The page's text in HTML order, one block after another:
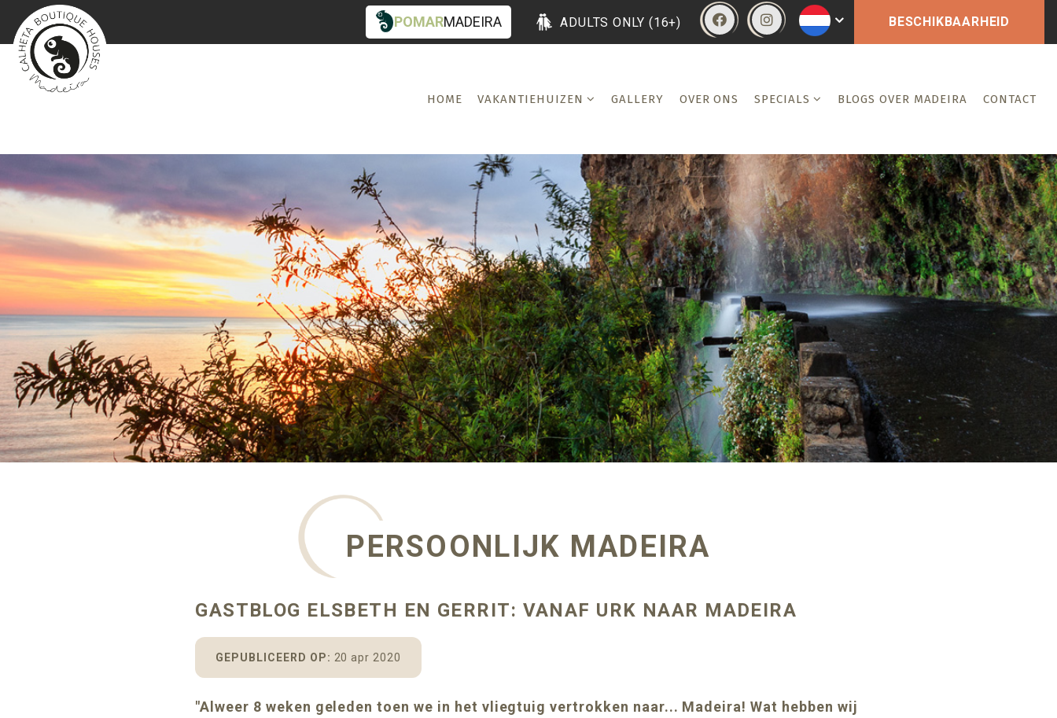
POMARMADEIRA ADULTS ONLY (16+) BESCHIKBAARHEID
HOME VAKANTIEHUIZEN GALLERY OVER ONS SPECIALS BLOGS OVER MADEIRA CONTACT
PERSOONLIJK MADEIRA
GASTBLOG ELSBETH EN GERRIT: VANAF URK NAAR MADEIRA
GEPUBLICEERD OP: 20 apr 2020
"Alweer 8 weken geleden toen we in het vliegtuig vertrokken naar... Madeira! Wat hebben wij